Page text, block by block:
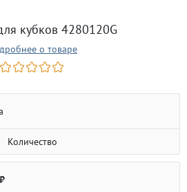
кубков 4280120G
о товаре
Количество